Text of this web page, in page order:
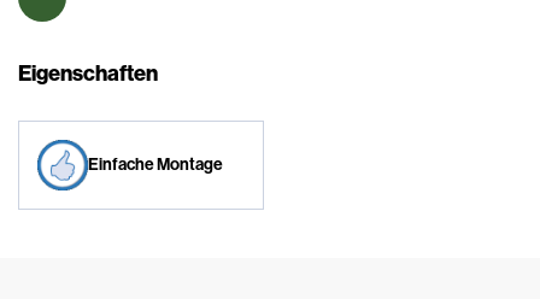
Eigenschaften
Einfache Montage